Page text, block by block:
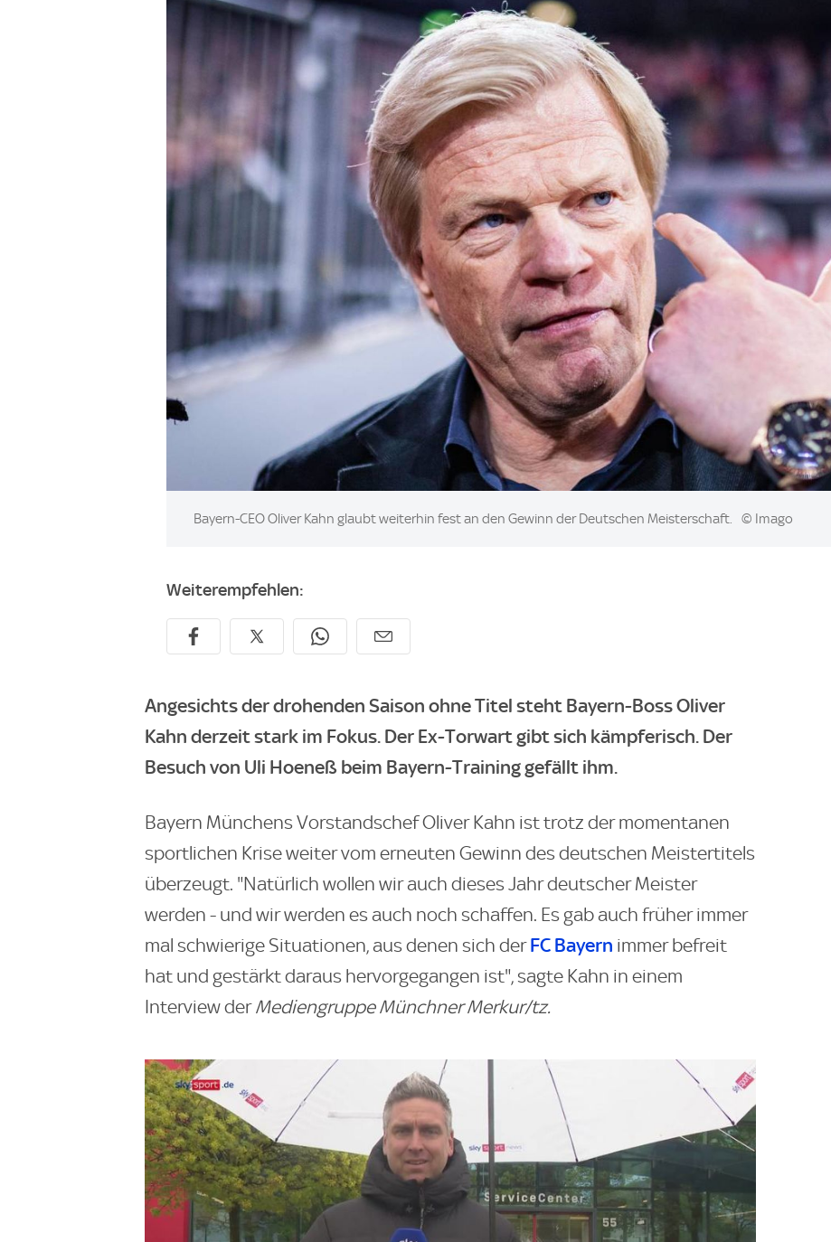
Image:
Bayern-CEO Oliver Kahn glaubt weiterhin fest an den Gewinn der Deutschen Meisterschaft. © Imago
Weiterempfehlen:
Angesichts der drohenden Saison ohne Titel steht Bayern-Boss Oliver
Kahn derzeit stark im Fokus. Der Ex-Torwart gibt sich kämpferisch. Der
Besuch von Uli Hoeneß beim Bayern-Training gefällt ihm.
Bayern Münchens Vorstandschef Oliver Kahn ist trotz der momentanen
sportlichen Krise weiter vom erneuten Gewinn des deutschen Meistertitels
überzeugt. "Natürlich wollen wir auch dieses Jahr deutscher Meister
werden - und wir werden es auch noch schaffen. Es gab auch früher immer
mal schwierige Situationen, aus denen sich derFC Bayern immer befreit
hat und gestärkt daraus hervorgegangen ist", sagte Kahn in einem
Interview derMediengruppe Münchner Merkur/tz.